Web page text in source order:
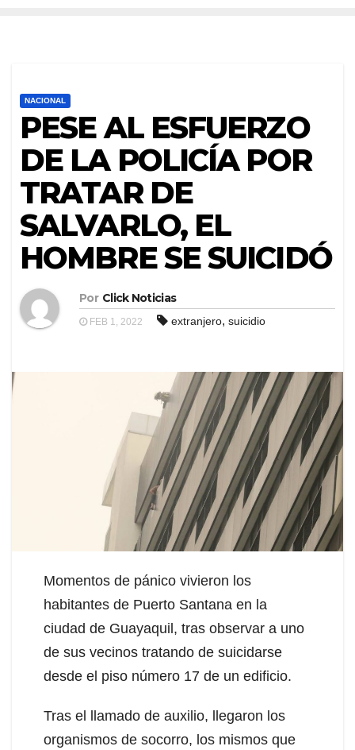
NACIONAL
PESE AL ESFUERZO
DE LA POLICÍA POR
TRATAR DE
SALVARLO, EL
HOMBRE SE SUICIDÓ
Por Click Noticias
FEB 1, 2022 extranjero, suicidio
Momentos de pánico vivieron los
habitantes de Puerto Santana en la
ciudad de Guayaquil, tras observar a uno
de sus vecinos tratando de suicidarse
desde el piso número 17 de un edificio.
Tras el llamado de auxilio, llegaron los
organismos de socorro, los mismos que